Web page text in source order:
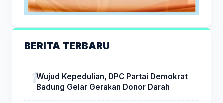
BERITA TERBARU
Wujud Kepedulian, DPC Partai Demokrat
Badung Gelar Gerakan Donor Darah